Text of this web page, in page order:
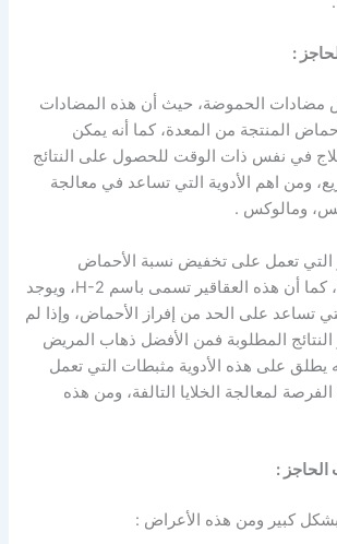
:
مضادات الحموضة، حيث أن هذه المضادات
المنتجة من المعدة، كما أنه يمكن
في نفس ذات الوقت للحصول على النتائج
ومن اهم الأدوية التي تساعد في معالجة
ومالوكس .
التي تعمل على تخفيض نسبة الأحماض
المفرزة من المعدة، كما أن هذه العقاقير تسمى باسم H-2، ويوجد
تساعد على الحد من إفراز الأحماض، وإذا لم
المطلوبة فمن الأفضل ذهاب المريض
يطلق على هذه الأدوية مثبطات التي تعمل
لمعالجة الخلايا التالفة، ومن هذه
:
كبير ومن هذه الأعراض :